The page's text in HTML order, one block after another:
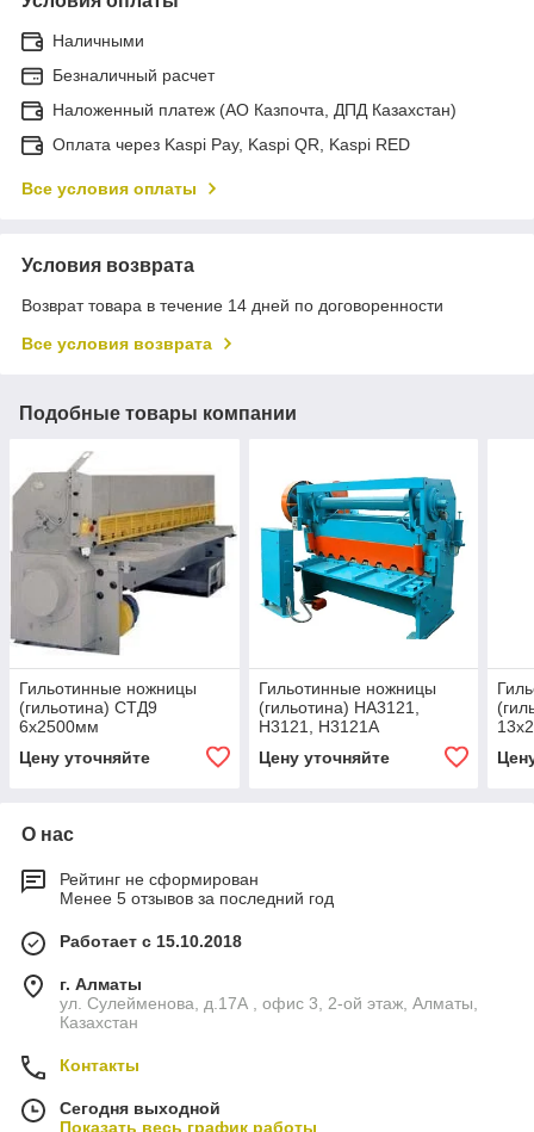
Наличными
Безналичный расчет
Наложенный платеж (АО Казпочта, ДПД Казахстан)
Оплата через Kaspi Pay, Kaspi QR, Kaspi RED
Все условия оплаты
Условия возврата
Возврат товара в течение 14 дней по договоренности
Все условия возврата
Подобные товары компании
Гильотинные ножницы
(гильотина) СТД9
6х2500мм
Цену уточняйте
Гильотинные ножницы
(гильотина) НА3121,
Н3121, Н3121А
Цену уточняйте
О нас
Рейтинг не сформирован
Менее 5 отзывов за последний год
Работает с 15.10.2018
г. Алматы
ул. Сулейменова, д.17А , офис 3, 2-ой этаж, Алматы,
Казахстан
Контакты
Сегодня выходной
Показать весь график работы